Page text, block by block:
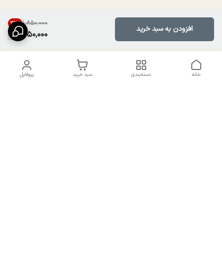
۱٬۸۵۰٬۰۰۰ 32%
1,250,000 افزودن به سبد خرید
پروفایل سبد خرید دسته‌بندی خانه